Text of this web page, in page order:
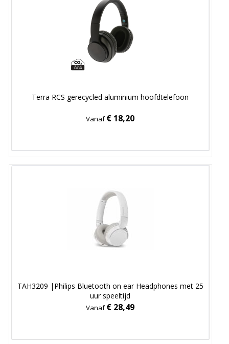
Terra RCS gerecycled aluminium hoofdtelefoon
Vanaf€ 18,20
TAH3209 |Philips Bluetooth on ear Headphones met 25
uur speeltijd
Vanaf€ 28,49